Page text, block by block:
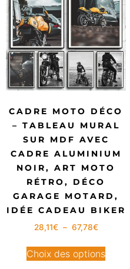
CADRE MOTO DÉCO
– TABLEAU MURAL
SUR MDF AVEC
CADRE ALUMINIUM
NOIR, ART MOTO
RÉTRO, DÉCO
GARAGE MOTARD,
IDÉE CADEAU BIKER
28,11€ – 67,78€
Choix des options